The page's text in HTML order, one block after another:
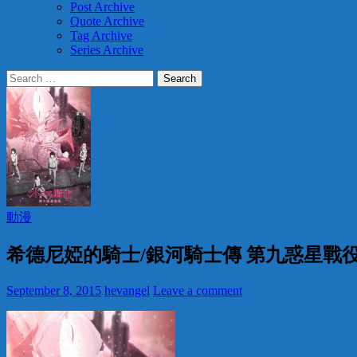
Post Archive
Quote Archive
Tag Archive
Series Archive
Search
for:
動漫
希德尼婭的騎士/銀河騎士傳 第九惑星戰
September 8, 2015 hevangel Leave a comment